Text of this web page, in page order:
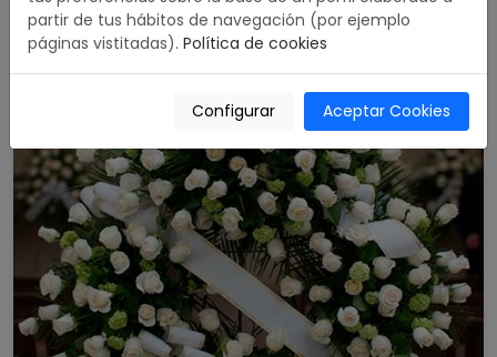
partir de tus hábitos de navegación (por ejemplo
páginas vistitadas). Política de cookies
Configurar Aceptar Cookies